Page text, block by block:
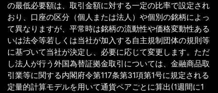
の最低必要額は、取引金額に対する一定の比率で設定され
おり、口座の区分（個人または法人）や個別の銘柄によっ
て異なりますが、平常時は銘柄の流動性や価格変動性ある
いは法令等若しくは当社が加入する自主規制団体の規則等
に基づいて当社が決定し、必要に応じて変更します。ただ
し法人が行う外国為替証拠金取引については、金融商品取
引業等に関する内閣府令第117条第31項第1号に規定される
定量的計算モデルを用いて通貨ペアごとに算出(1週間に1